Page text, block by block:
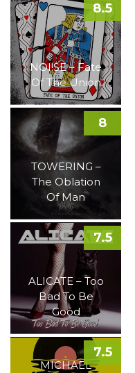
NOI!SE – Fate
Of The Union
8.5
TOWERING –
The Oblation
Of Man
8
ALICATE – Too
Bad To Be
Good
7.5
MICHAEL
7.5